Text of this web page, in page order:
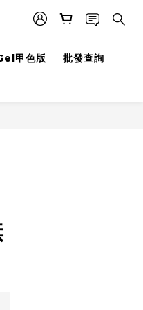
甲色版 批發查詢